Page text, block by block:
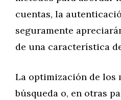
cuentas, la
seguramente
de una característica
La optimización de los
búsqueda o, en otras